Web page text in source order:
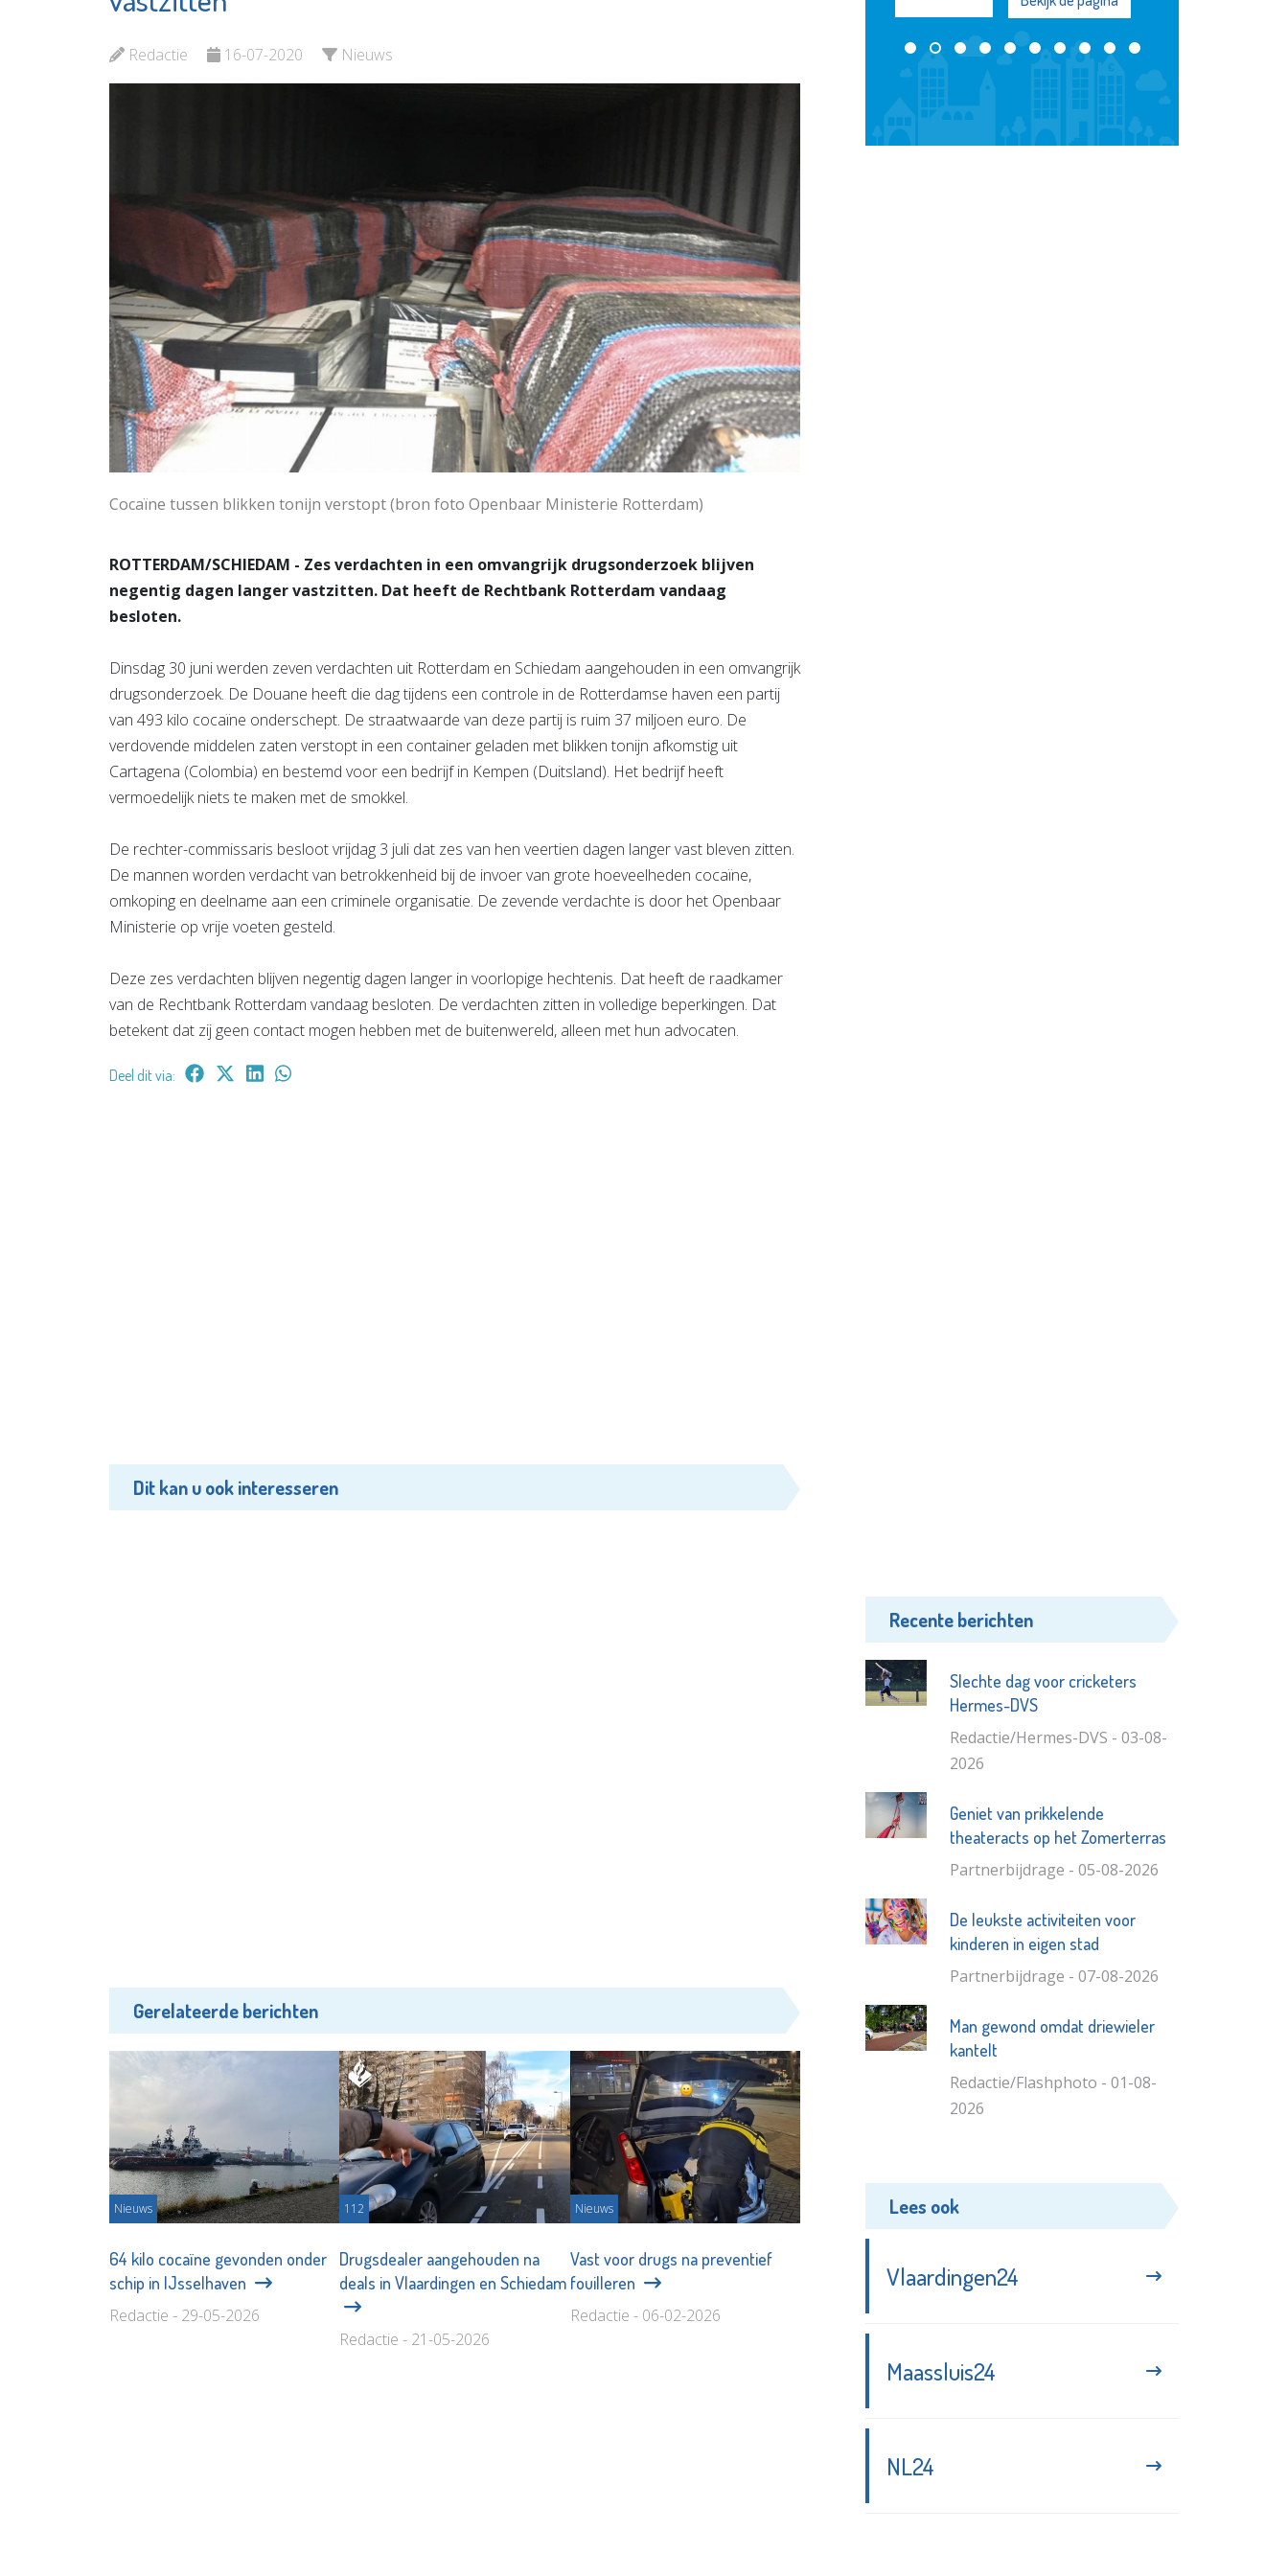
Redactie 16-07-2020 Nieuws
Cocaïne tussen blikken tonijn verstopt (bron foto Openbaar Ministerie Rotterdam)
ROTTERDAM/SCHIEDAM - Zes verdachten in een omvangrijk drugsonderzoek blijven
negentig dagen langer vastzitten. Dat heeft de Rechtbank Rotterdam vandaag
besloten.
Dinsdag 30 juni werden zeven verdachten uit Rotterdam en Schiedam aangehouden in een omvangrijk
drugsonderzoek. De Douane heeft die dag tijdens een controle in de Rotterdamse haven een partij
van 493 kilo cocaïne onderschept. De straatwaarde van deze partij is ruim 37 miljoen euro. De
verdovende middelen zaten verstopt in een container geladen met blikken tonijn afkomstig uit
Cartagena (Colombia) en bestemd voor een bedrijf in Kempen (Duitsland). Het bedrijf heeft
vermoedelijk niets te maken met de smokkel.
De rechter-commissaris besloot vrijdag 3 juli dat zes van hen veertien dagen langer vast bleven zitten.
De mannen worden verdacht van betrokkenheid bij de invoer van grote hoeveelheden cocaïne,
omkoping en deelname aan een criminele organisatie. De zevende verdachte is door het Openbaar
Ministerie op vrije voeten gesteld.
Deze zes verdachten blijven negentig dagen langer in voorlopige hechtenis. Dat heeft de raadkamer
van de Rechtbank Rotterdam vandaag besloten. De verdachten zitten in volledige beperkingen. Dat
betekent dat zij geen contact mogen hebben met de buitenwereld, alleen met hun advocaten.
Deel dit via:
Dit kan u ook interesseren
Gerelateerde berichten
Nieuws
64 kilo cocaïne gevonden onder
schip in IJsselhaven
Redactie - 29-05-2026
112
Drugsdealer aangehouden na
deals in Vlaardingen en Schiedam
Redactie - 21-05-2026
Nieuws
Vast voor drugs na preventief
fouilleren
Redactie - 06-02-2026
Rotterdam
Bekijk de pagina
Recente berichten
Slechte dag voor cricketers
Hermes-DVS
Redactie/Hermes-DVS - 03-08-
2026
Geniet van prikkelende
theateracts op het Zomerterras
Partnerbijdrage - 05-08-2026
De leukste activiteiten voor
kinderen in eigen stad
Partnerbijdrage - 07-08-2026
Man gewond omdat driewieler
kantelt
Redactie/Flashphoto - 01-08-
2026
Lees ook
Vlaardingen24
Maassluis24
NL24